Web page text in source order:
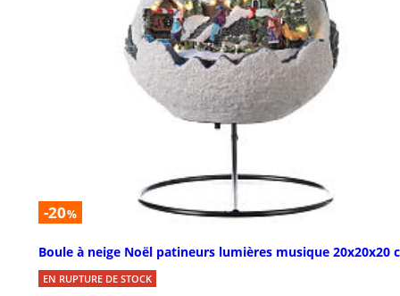
-20%
Boule à neige Noël patineurs lumières musique 20x20x20
EN RUPTURE DE STOCK